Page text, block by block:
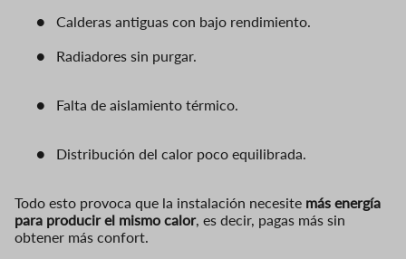
●
Calderas antiguas con bajo rendimiento.
●
Radiadores sin purgar.
● Falta de aislamiento térmico.
● Distribución del calor poco equilibrada.
Todo esto provoca que la instalación necesite más energía
para producir el mismo calor, es decir, pagas más sin
obtener más confort.